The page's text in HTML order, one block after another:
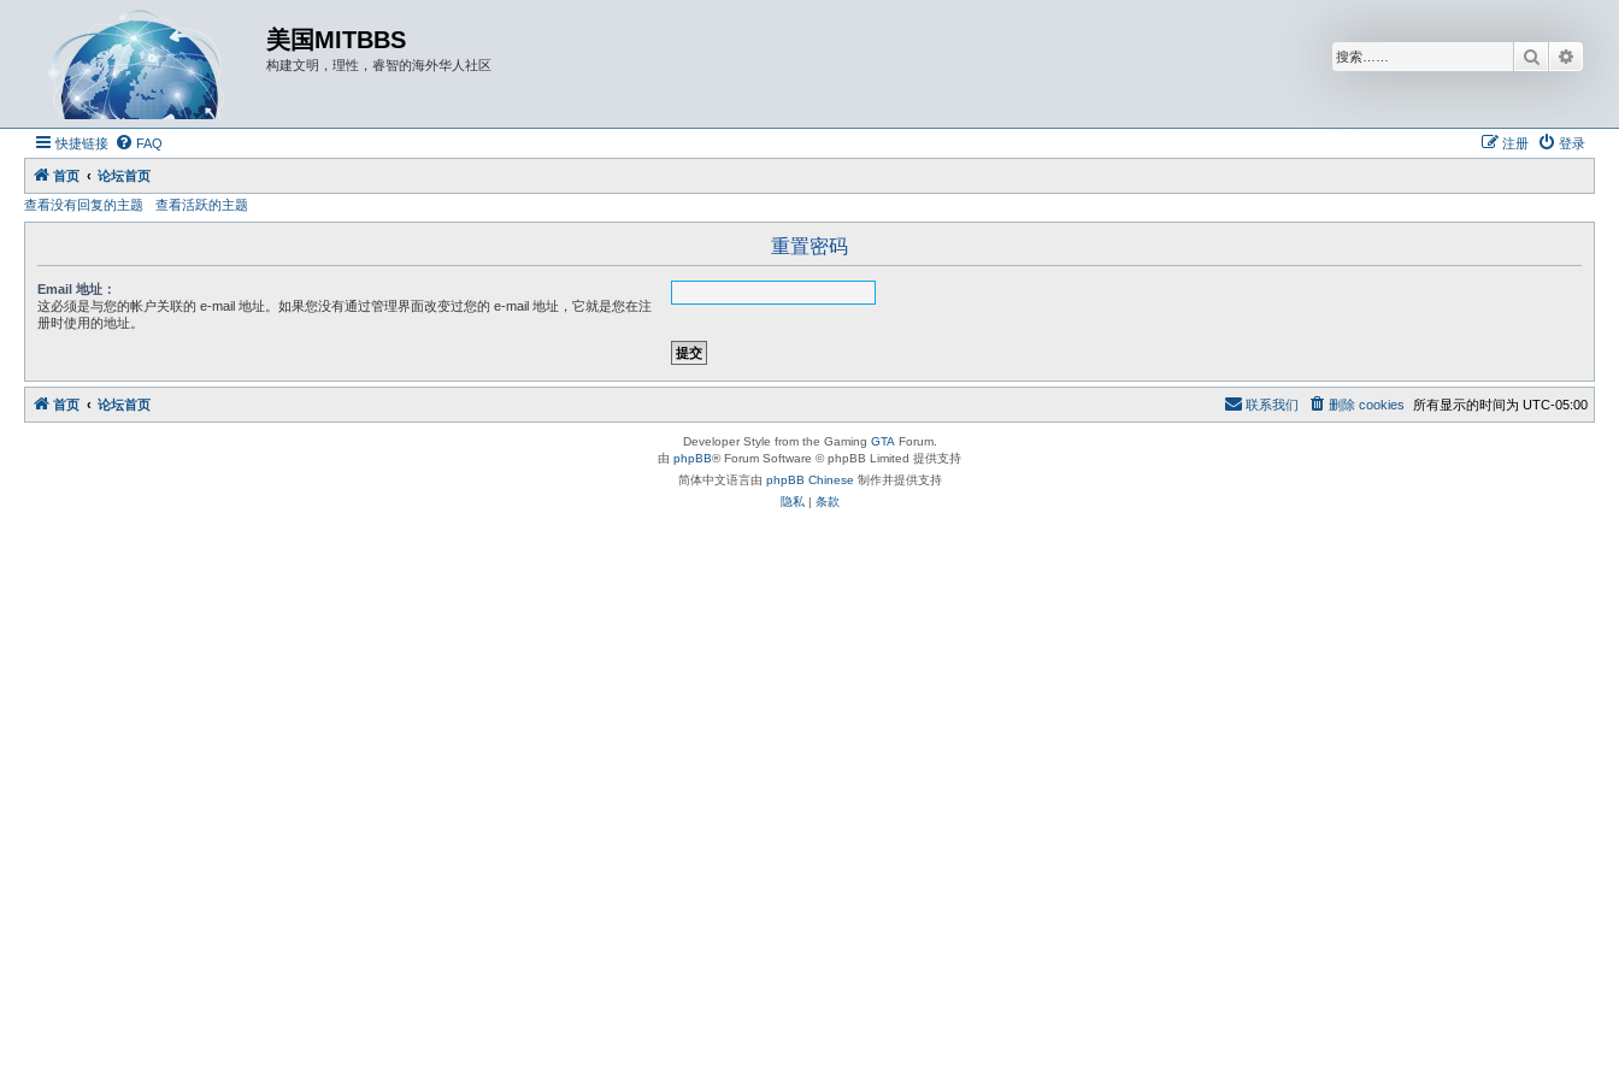
美国MITBBS
构建文明，理性，睿智的海外华人社区 搜索
快捷链接 FAQ 登录
注册
首页
论坛首页
查看没有回复的主题
查看活跃的主题
重置密码
Email 地址：
这必须是与您的帐户关联的 e-mail 地址。如果您没有通过管理界面改变过您的 e-mail 地址，它就是您在注
册时使用的地址。
首页 论坛首页 所有显示的时间为 UTC-05:00
删除 cookies
联系我们
Developer Style from the Gaming GTA Forum.
由 phpBB® Forum Software © phpBB Limited 提供支持
简体中文语言由 phpBB Chinese 制作并提供支持
隐私 | 条款